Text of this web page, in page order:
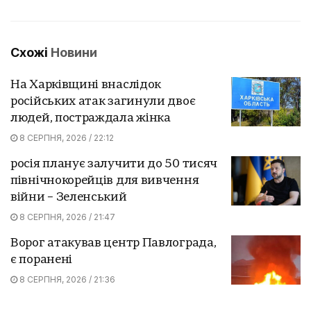
Схожі Новини
На Харківщині внаслідок
російських атак загинули двоє
людей, постраждала жінка
8 СЕРПНЯ, 2026 / 22:12
росія планує залучити до 50 тисяч
північнокорейців для вивчення
війни – Зеленський
8 СЕРПНЯ, 2026 / 21:47
Ворог атакував центр Павлограда,
є поранені
8 СЕРПНЯ, 2026 / 21:36